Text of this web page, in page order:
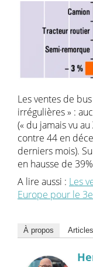
Les ventes de
irrégulières » :
(« du jamais vu
contre 44 en
derniers mois).
en hausse de
A lire aussi : Les
Europe pour le
À propos